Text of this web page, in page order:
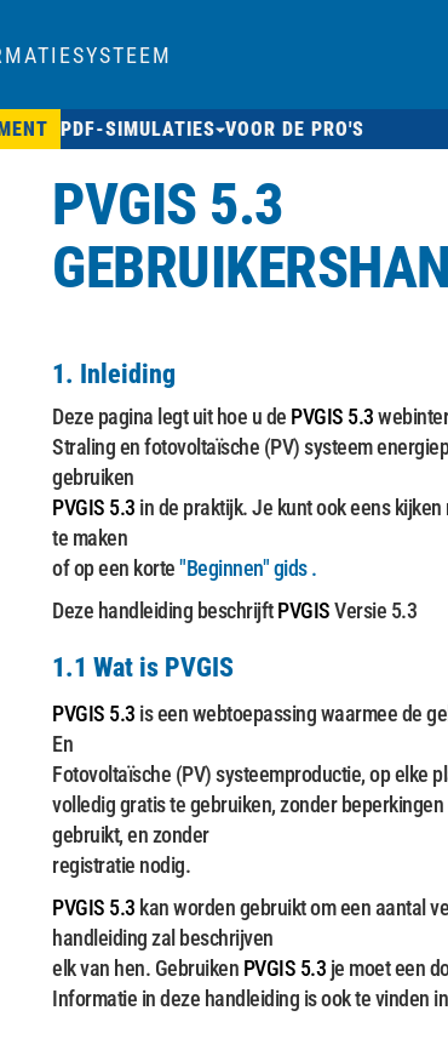
PDF-SIMULATIES VOOR DE PRO'S
PVGIS 5.3
1. Inleiding
Deze pagina legt uit hoe u de PVGIS 5.3
Straling en fotovoltaïsche (PV) systeem
gebruiken
PVGIS 5.3 in de praktijk. Je kunt ook eens kijken
te maken
of op een korte"Beginnen" gids.
Deze handleiding beschrijftPVGISVersie 5.3
1.1 Wat is PVGIS
PVGIS 5.3 is een webtoepassing waarmee de
En
Fotovoltaïsche (PV) systeemproductie, op elke
volledig gratis te gebruiken, zonder
gebruikt, en zonder
registratie nodig.
PVGIS 5.3 kan worden gebruikt om een ​​aantal
handleiding zal beschrijven
elk van hen. Gebruiken PVGIS 5.3 je moet een
Informatie in deze handleiding is ook te vinden